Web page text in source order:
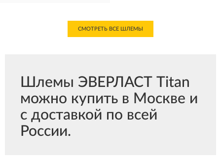
СМОТРЕТЬ ВСЕ ШЛЕМЫ
Шлемы ЭВЕРЛАСТ Titan
можно купить в Москве и
с доставкой по всей
России.